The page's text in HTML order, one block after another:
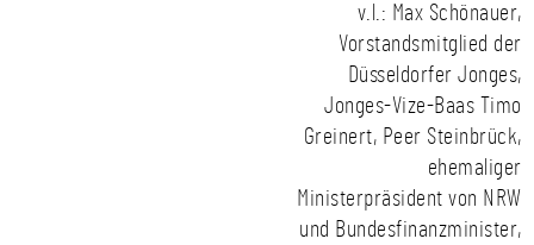
v.l.: Max Schönauer,
Vorstandsmitglied der
Düsseldorfer Jonges,
Jonges-Vize-Baas Timo
Greinert, Peer Steinbrück,
ehemaliger
Ministerpräsident von NRW
und Bundesfinanzminister,